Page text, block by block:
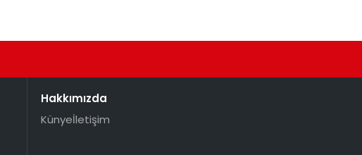
Hakkımızda
Künyeİletişim